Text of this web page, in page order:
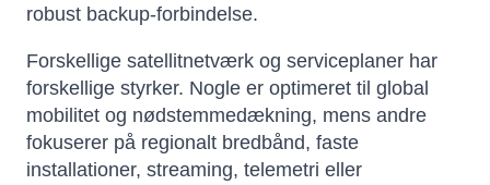
robust backup-forbindelse.
Forskellige satellitnetværk og serviceplaner har
forskellige styrker. Nogle er optimeret til global
mobilitet og nødstemmedækning, mens andre
fokuserer på regionalt bredbånd, faste
installationer, streaming, telemetri eller